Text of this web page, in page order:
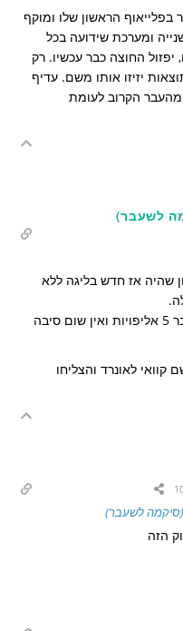
בן 22 שעשה גמר בפלייאוף הראשון שלו ומוקף
ומערכת שידועה בכל
יפזול החוצה כבר עכשיו. רק
יזיזו אותו משם. עדיף
מהעבר הקרוב לעומת
שהיה אז חדש בליגה ללא
כאן וומבי משחק באירגון שיש לו כבר 5 אליפויות ואין שום סיבה
לאונרד והצליחו
הזה